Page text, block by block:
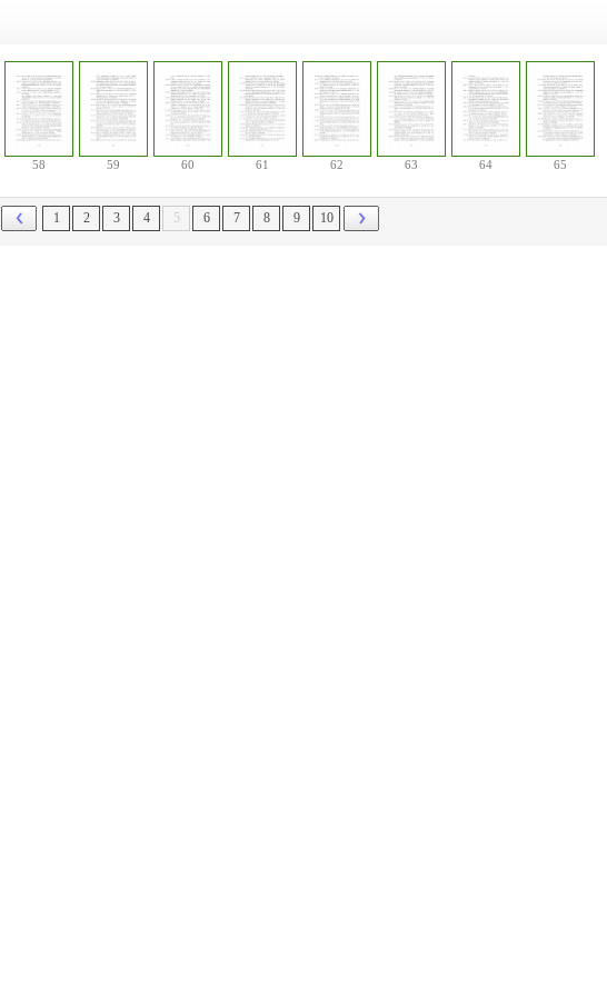
58 59 60 61 62 63 64 65
1 2 3 4 5 6 7 8 9 10